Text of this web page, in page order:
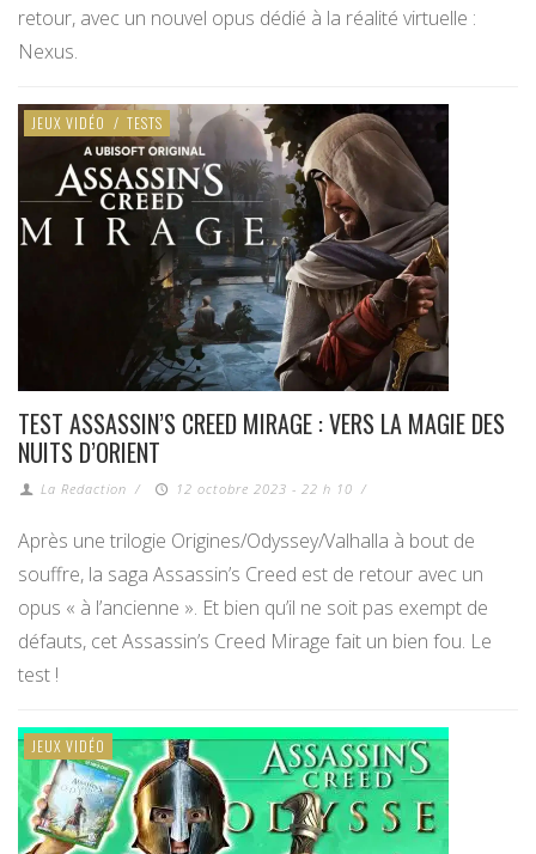
retour, avec un nouvel opus dédié à la réalité virtuelle :
Nexus.
JEUX VIDÉO / TESTS
TEST ASSASSIN’S CREED MIRAGE : VERS LA MAGIE DES
NUITS D’ORIENT
La Redaction / 12 octobre 2023 - 22 h 10 /
Après une trilogie Origines/Odyssey/Valhalla à bout de
souffre, la saga Assassin’s Creed est de retour avec un
opus « à l’ancienne ». Et bien qu’il ne soit pas exempt de
défauts, cet Assassin’s Creed Mirage fait un bien fou. Le
test !
JEUX VIDÉO